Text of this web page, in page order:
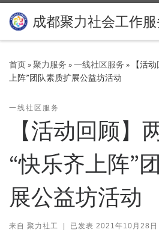
Skip to content
成都聚力社会工作
首页»聚力服务 »一线社区服务 »
【活
上阵”团队素质扩展公益坊活动
一线社区服务
【活动回顾】
“快乐齐上阵”
展公益坊活动
来自 聚力社工 | 已发表 2021年10月28日